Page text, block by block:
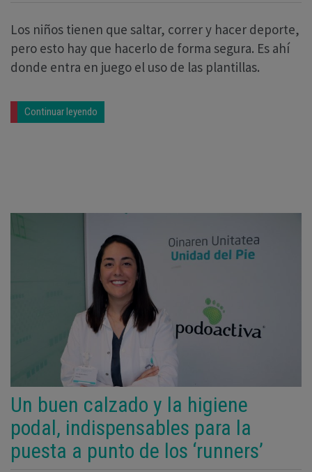
Los niños tienen que saltar, correr y hacer deporte,
pero esto hay que hacerlo de forma segura. Es ahí
donde entra en juego el uso de las plantillas.
Continuar leyendo
Un buen calzado y la higiene
podal, indispensables para la
puesta a punto de los ‘runners’